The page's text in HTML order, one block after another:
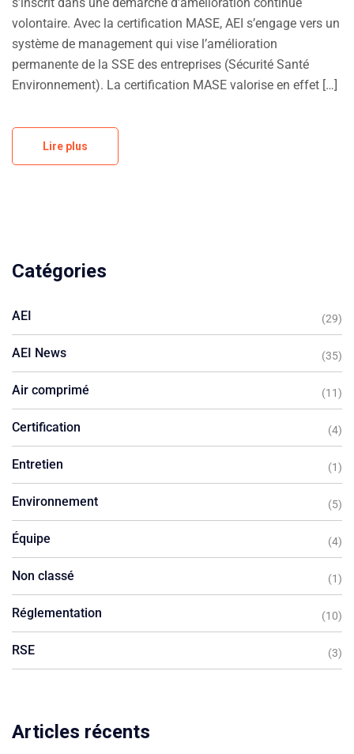
s’inscrit dans une démarche d’amélioration continue
volontaire. Avec la certification MASE, AEI s’engage vers un
système de management qui vise l’amélioration
permanente de la SSE des entreprises (Sécurité Santé
Environnement). La certification MASE valorise en effet […]
Lire plus
Catégories
AEI (29)
AEI News (35)
Air comprimé (11)
Certification (4)
Entretien (1)
Environnement (5)
Équipe (4)
Non classé (1)
Réglementation (10)
RSE (3)
Articles récents